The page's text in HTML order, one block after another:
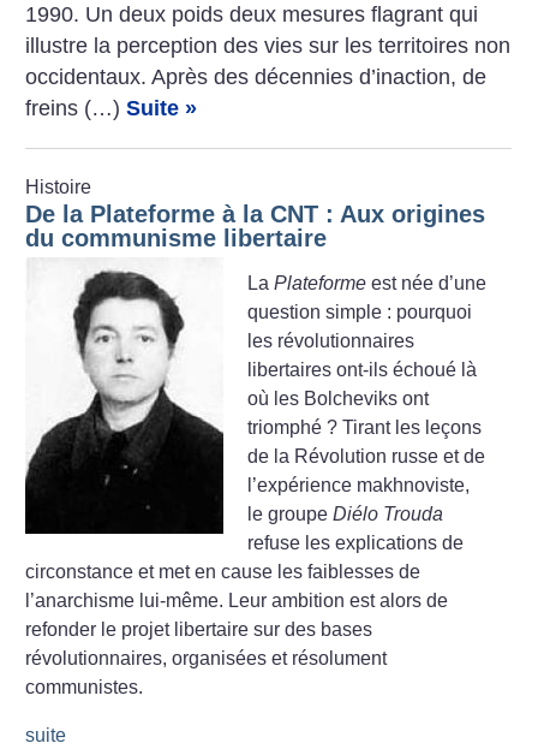
1990. Un deux poids deux mesures flagrant qui
illustre la perception des vies sur les territoires non
occidentaux. Après des décennies d’inaction, de
freins (…)Suite »
Histoire
De la Plateforme à la CNT : Aux origines
du communisme libertaire
LaPlateforme est née d’une
question simple : pourquoi
les révolutionnaires
libertaires ont-ils échoué là
où les Bolcheviks ont
triomphé ? Tirant les leçons
de la Révolution russe et de
l’expérience makhnoviste,
le groupeDiélo Trouda
refuse les explications de
circonstance et met en cause les faiblesses de
l’anarchisme lui-même. Leur ambition est alors de
refonder le projet libertaire sur des bases
révolutionnaires, organisées et résolument
communistes.
suite